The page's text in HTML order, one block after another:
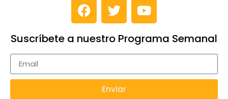
Suscríbete a nuestro Programa Semanal
Enviar